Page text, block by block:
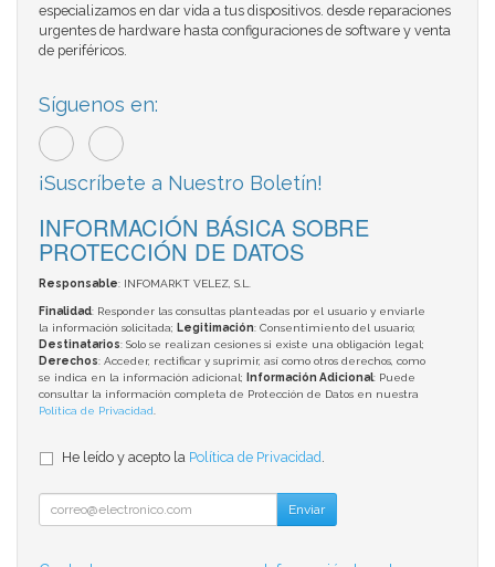
especializamos en dar vida a tus dispositivos. desde reparaciones
urgentes de hardware hasta configuraciones de software y venta
de periféricos.
Síguenos en:
¡Suscríbete a Nuestro Boletín!
INFORMACIÓN BÁSICA SOBRE
PROTECCIÓN DE DATOS
Responsable: INFOMARKT VELEZ, S.L.
Finalidad: Responder las consultas planteadas por el usuario y enviarle
la información solicitada; Legitimación: Consentimiento del usuario;
Destinatarios: Solo se realizan cesiones si existe una obligación legal;
Derechos: Acceder, rectificar y suprimir, así como otros derechos, como
se indica en la información adicional;
Información Adicional: Puede
consultar la información completa de Protección de Datos en nuestra
Política de Privacidad
He leído y acepto la Política de Privacidad
Enviar